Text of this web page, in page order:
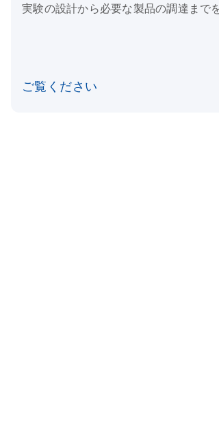
実験の設計から必要な製品の調達まで
ご覧ください